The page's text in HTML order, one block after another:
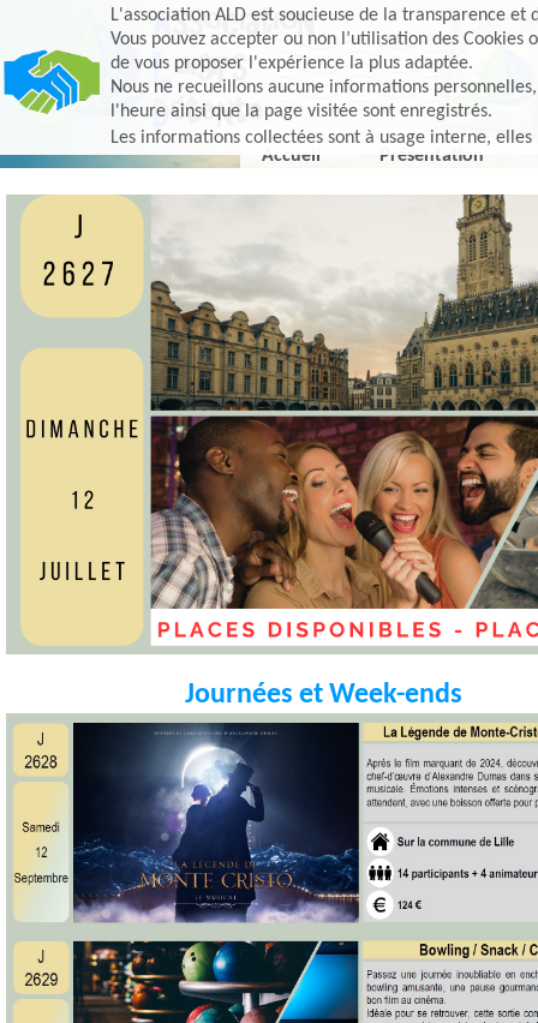
L'association ALD est soucieuse de la transparence et
Vous pouvez accepter ou non l’utilisation des
de vous proposer l'expérience la plus adaptée.
Nous ne recueillons aucune informations
l'heure ainsi que la page visitée sont enregistrés.
Les informations collectées sont à usage interne,
Accueil
Présentation
Journées et Week-ends